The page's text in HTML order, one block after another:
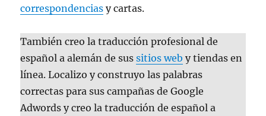
correspondencias y cartas.
También creo la traducción profesional de
español a alemán de sussitios web y tiendas en
línea. Localizo y construyo las palabras
correctas para sus campañas de Google
Adwords y creo la traducción de español a